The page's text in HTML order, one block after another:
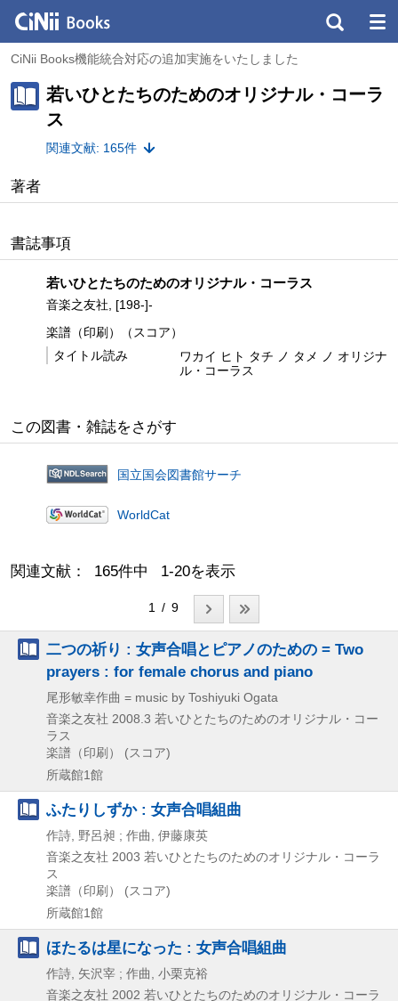
CiNii Books機能統合対応の追加実施をいたしました
若いひとたちのためのオリジナル・コーラ
ス
関連文献: 165件
著者
書誌事項
若いひとたちのためのオリジナル・コーラス
音楽之友社, [198-]-
楽譜（印刷）（スコア）
タイトル読み
ワカイ ヒト タチ ノ タメ ノ オリジナ
ル・コーラス
この図書・雑誌をさがす
国立国会図書館サーチ
WorldCat
関連文献： 165件中 1-20を表示
1 / 9
二つの祈り : 女声合唱とピアノのための = Two
prayers : for female chorus and piano
尾形敏幸作曲 = music by Toshiyuki Ogata
音楽之友社 2008.3 若いひとたちのためのオリジナル・コー
ラス
楽譜（印刷） (スコア)
所蔵館1館
ふたりしずか : 女声合唱組曲
作詩, 野呂昶 ; 作曲, 伊藤康英
音楽之友社 2003 若いひとたちのためのオリジナル・コーラ
ス
楽譜（印刷） (スコア)
所蔵館1館
ほたるは星になった : 女声合唱組曲
作詩, 矢沢宰 ; 作曲, 小栗克裕
音楽之友社 2002 若いひとたちのためのオリジナル・コーラ